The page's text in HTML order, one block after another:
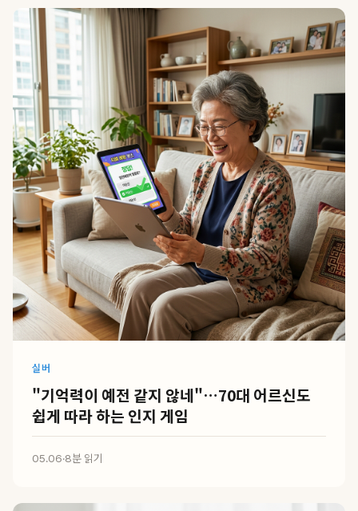
실버
"기억력이 예전 같지 않네"…70대 어르신도
쉽게 따라 하는 인지 게임
05.06·8분 읽기